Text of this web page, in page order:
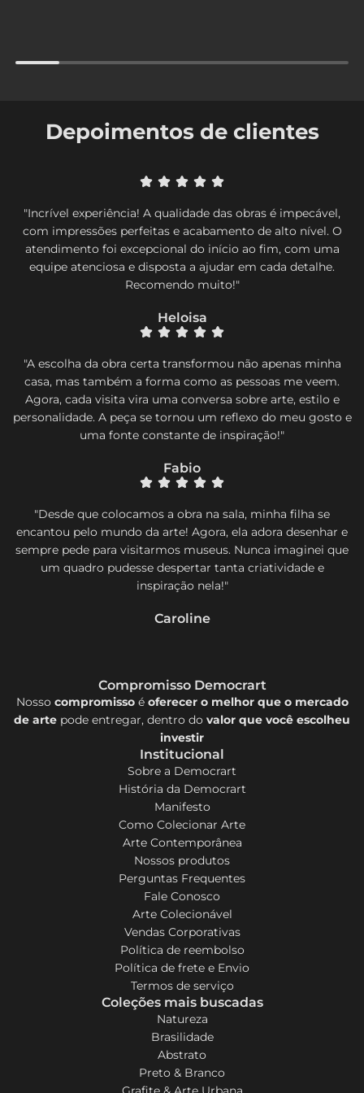
Depoimentos de clientes
"Incrível experiência! A qualidade das obras é impecável,
com impressões perfeitas e acabamento de alto nível. O
atendimento foi excepcional do início ao fim, com uma
equipe atenciosa e disposta a ajudar em cada detalhe.
Recomendo muito!"
Heloisa
"A escolha da obra certa transformou não apenas minha
casa, mas também a forma como as pessoas me veem.
Agora, cada visita vira uma conversa sobre arte, estilo e
personalidade. A peça se tornou um reflexo do meu gosto e
uma fonte constante de inspiração!"
Fabio
"Desde que colocamos a obra na sala, minha filha se
encantou pelo mundo da arte! Agora, ela adora desenhar e
sempre pede para visitarmos museus. Nunca imaginei que
um quadro pudesse despertar tanta criatividade e
inspiração nela!"
Caroline
Compromisso Democrart
Nosso compromisso é oferecer o melhor que o mercado
de arte pode entregar, dentro do valor que você escolheu
investir
Institucional
Sobre a Democrart
História da Democrart
Manifesto
Como Colecionar Arte
Arte Contemporânea
Nossos produtos
Perguntas Frequentes
Fale Conosco
Arte Colecionável
Vendas Corporativas
Política de reembolso
Política de frete e Envio
Termos de serviço
Coleções mais buscadas
Natureza
Brasilidade
Abstrato
Preto & Branco